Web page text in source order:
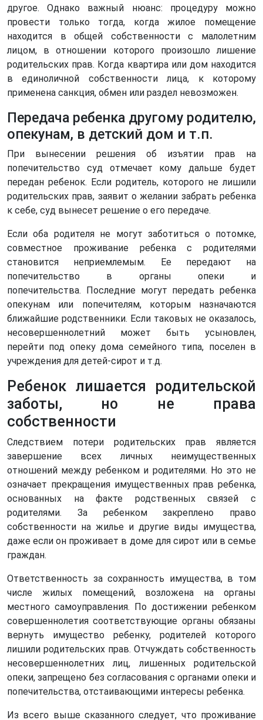
другое. Однако важный нюанс: процедуру можно
провести только тогда, когда жилое помещение
находится в общей собственности с малолетним
лицом, в отношении которого произошло лишение
родительских прав. Когда квартира или дом находится
в единоличной собственности лица, к которому
применена санкция, обмен или раздел невозможен.
Передача ребенка другому родителю,
опекунам, в детский дом и т.п.
При вынесении решения об изъятии прав на
попечительство суд отмечает кому дальше будет
передан ребенок. Если родитель, которого не лишили
родительских прав, заявит о желании забрать ребенка
к себе, суд вынесет решение о его передаче.
Если оба родителя не могут заботиться о потомке,
совместное проживание ребенка с родителями
становится неприемлемым. Ее передают на
попечительство в органы опеки и
попечительства. Последние могут передать ребенка
опекунам или попечителям, которым назначаются
ближайшие родственники. Если таковых не оказалось,
несовершеннолетний может быть усыновлен,
перейти под опеку дома семейного типа, поселен в
учреждения для детей-сирот и т.д.
Ребенок лишается родительской
заботы, но не права
собственности
Следствием потери родительских прав является
завершение всех личных неимущественных
отношений между ребенком и родителями. Но это не
означает прекращения имущественных прав ребенка,
основанных на факте родственных связей с
родителями. За ребенком закреплено право
собственности на жилье и другие виды имущества,
даже если он проживает в доме для сирот или в семье
граждан.
Ответственность за сохранность имущества, в том
числе жилых помещений, возложена на органы
местного самоуправления. По достижении ребенком
совершеннолетия соответствующие органы обязаны
вернуть имущество ребенку, родителей которого
лишили родительских прав. Отчуждать собственность
несовершеннолетних лиц, лишенных родительской
опеки, запрещено без согласования с органами опеки и
попечительства, отстаивающими интересы ребенка.
Из всего выше сказанного следует, что проживание